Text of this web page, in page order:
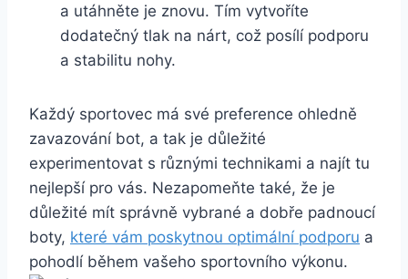
a utáhněte je znovu. Tím vytvoříte
dodatečný tlak na nárt, což posílí podporu
a stabilitu nohy.
Každý sportovec ⁤má své preference ohledně
zavazování bot, a tak je důležité
experimentovat s různými technikami a najít tu
nejlepší pro vás. Nezapomeňte také,​ že je
důležité mít správně vybrané a dobře padnoucí‌
boty, které ​vám poskytnou optimální podporu a
pohodlí během vašeho sportovního výkonu.